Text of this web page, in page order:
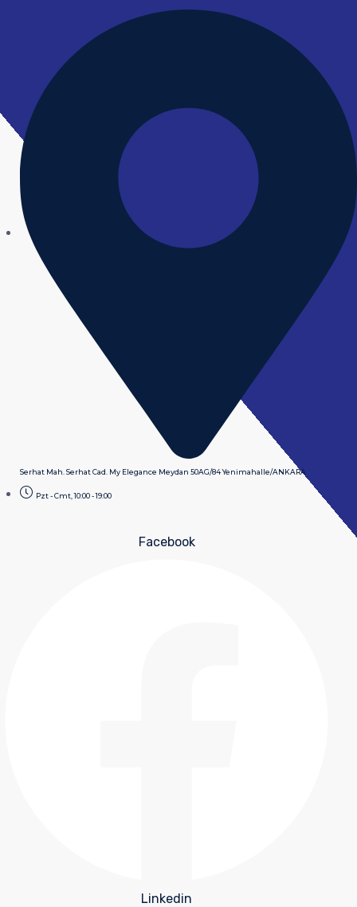
Serhat Mah. Serhat Cad. My Elegance Meydan 50AG/84 Yenimahalle/ANKARA
Pzt - Cmt, 10:00 - 19:00
Facebook
Linkedin